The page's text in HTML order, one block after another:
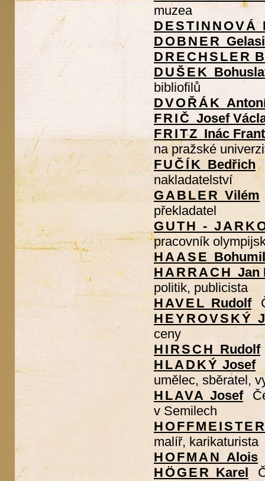
muzea
DESTINNOVÁ
DOBNER
DRECHSLER
DUŠEK
bibliofilů
DVOŘÁK
FRIČ Josef
FRITZ Inác
na pražské
FUČÍK Bedřich
nakladatelství
GABLER Vilém
překladatel
GUTH -
pracovník
HAASE Bohumil
HARRACH Jan
politik, publicista
HAVEL Rudolf
HEYROVSKÝ
ceny
HIRSCH Rudolf
HLADKÝ Josef
umělec, sběratel,
HLAVA Josef
v Semilech
malíř, karikaturista
HOFMAN Alois
HÖGER Karel